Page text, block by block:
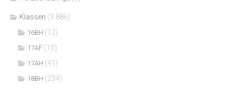
Klassen (3.886)
16BH (12)
17AF (10)
17AH (41)
18BH (234)